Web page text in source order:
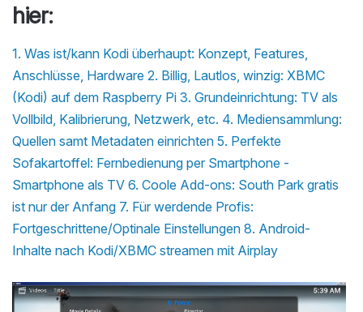
hier:
1. Was ist/kann Kodi überhaupt: Konzept, Features,
Anschlüsse, Hardware 2. Billig, Lautlos, winzig: XBMC
(Kodi) auf dem Raspberry Pi 3. Grundeinrichtung: TV als
Vollbild, Kalibrierung, Netzwerk, etc. 4. Mediensammlung:
Quellen samt Metadaten einrichten 5. Perfekte
Sofakartoffel: Fernbedienung per Smartphone -
Smartphone als TV 6. Coole Add-ons: South Park gratis
ist nur der Anfang 7. Für werdende Profis:
Fortgeschrittene/Optinale Einstellungen 8. Android-
Inhalte nach Kodi/XBMC streamen mit Airplay